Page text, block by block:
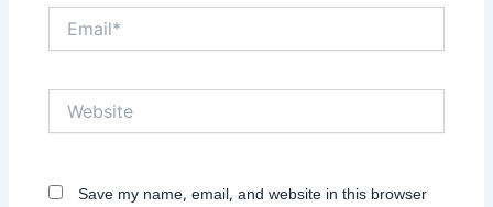
Save my name, email, and website in this browser